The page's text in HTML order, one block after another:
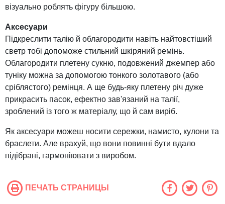
візуально роблять фігуру більшою.
Аксесуари
Підкреслити талію й облагородити навіть найтовстіший
светр тобі допоможе стильний шкіряний ремінь.
Облагородити плетену сукню, подовжений джемпер або
туніку можна за допомогою тонкого золотавого (або
сріблястого) ремінця. А ще будь-яку плетену річ дуже
прикрасить пасок, ефектно зав'язаний на талії,
зроблений із того ж матеріалу, що й сам виріб.
Як аксесуари можеш носити сережки, намисто, кулони та
браслети. Але врахуй, що вони повинні бути вдало
підібрані, гармоніювати з виробом.
ПЕЧАТЬ СТРАНИЦЫ